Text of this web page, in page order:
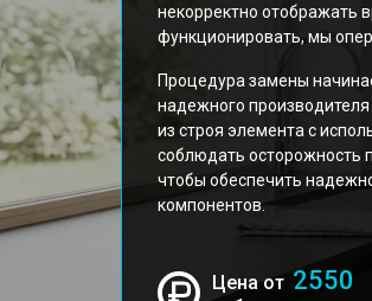
некорректно отображать
функционировать, мы
Процедура замены
надежного
из строя элемента с
соблюдать осторожность
чтобы обеспечить
компонентов.
Цена от 2550